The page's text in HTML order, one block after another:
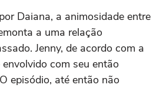
Daiana, a animosidade entre
a uma relação
Jenny, de acordo com a
com seu então
episódio, até então não